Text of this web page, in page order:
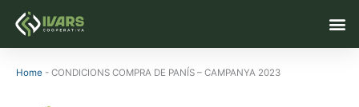
Home - CONDICIONS COMPRA DE PANÍS – CAMPANYA 2023